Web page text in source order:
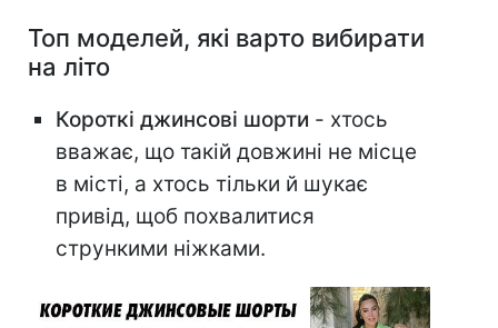
Топ моделей, які варто вибирати
на літо
Короткі джинсові шорти - хтось
вважає, що такій довжині не місце
в місті, а хтось тільки й шукає
привід, щоб похвалитися
стрункими ніжками.